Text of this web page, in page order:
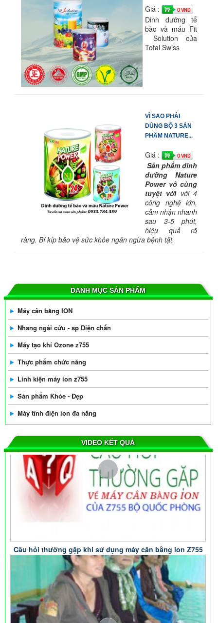
Giá : 0 VND
Dinh dưỡng tế
bào và máu Fit
Solution của
Total Swiss
VÌ SAO PHẢI
DÙNG BỘ 3 SẢN
PHẨM NATURE...
Giá : 0 VND
Sản phẩm dinh
dưỡng Nature
Power vô cùng
tuyệt vờivới 4
công nghệ lớn,
cảm nhận nhanh
sau 3-5 phút,
hiệu quả rõ
ràng. Bí kíp bảo vệ sức khỏe ngăn ngừa bệnh tật.
DANH MỤC SẢN PHẨM
Máy cân bằng ION
Nhang ngải cứu - sp Diện chẩn
Máy tạo khí Ozone z755
Thực phẩm chức năng
Linh kiện máy ion z755
Sản phẩm Khỏe - Đẹp
Máy tĩnh điện ion đa năng
VIDEO KẾT QUẢ
Câu hỏi thường gặp khi sử dụng máy cân bằng ion Z755